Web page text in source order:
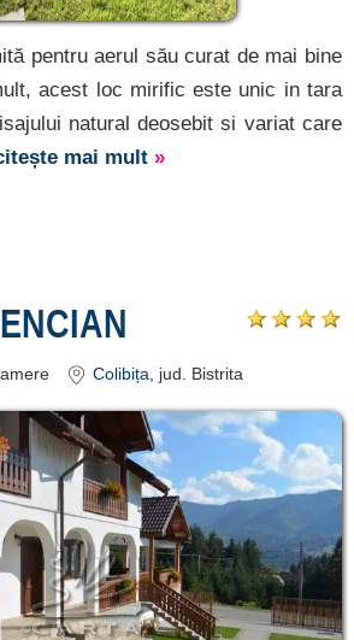
pentru aerul său curat de mai bine
acest loc mirific este unic in tara
natural deosebit si variat care
mai mult »
Colibița, jud. Bistrita